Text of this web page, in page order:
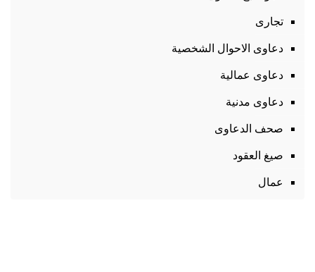
تجارى
دعاوى الاحوال الشخصية
دعاوى عمالية
دعاوى مدنية
صحف الدعاوى
صيغ العقود
عمال